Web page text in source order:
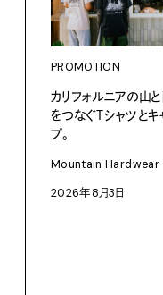
PROMOTION
カリフォルニアの山
をつなぐＴシャツとキ
プ。
Mountain Hardwear
2026年8月3日